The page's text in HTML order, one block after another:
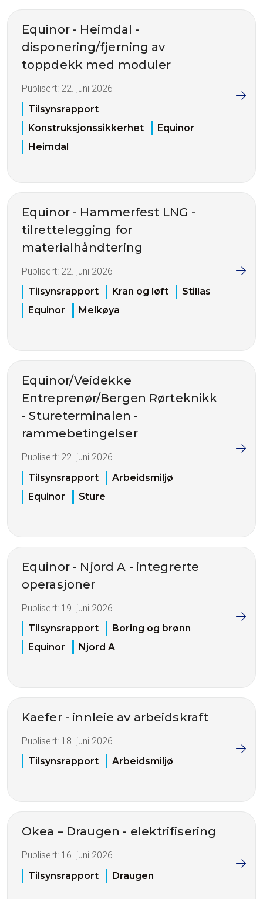
Equinor - Heimdal -
disponering/fjerning av
toppdekk med moduler
Publisert: 22. juni 2026
Tilsynsrapport
Konstruksjonssikkerhet
Equinor
Heimdal
Equinor - Hammerfest LNG -
tilrettelegging for
materialhåndtering
Publisert: 22. juni 2026
Tilsynsrapport
Kran og løft
Stillas
Equinor
Melkøya
Equinor/Veidekke
Entreprenør/Bergen Rørteknikk
- Stureterminalen -
rammebetingelser
Publisert: 22. juni 2026
Tilsynsrapport
Arbeidsmiljø
Equinor
Sture
Equinor - Njord A - integrerte
operasjoner
Publisert: 19. juni 2026
Tilsynsrapport
Boring og brønn
Equinor
Njord A
Kaefer - innleie av arbeidskraft
Publisert: 18. juni 2026
Tilsynsrapport
Arbeidsmiljø
Okea – Draugen - elektrifisering
Publisert: 16. juni 2026
Tilsynsrapport
Draugen